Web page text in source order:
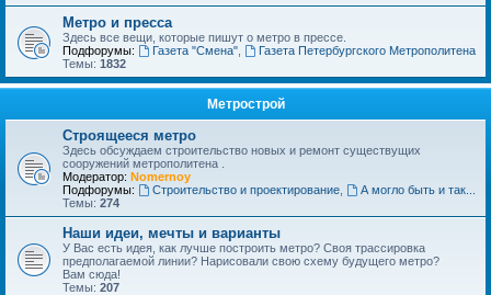
Метро и пресса
Здесь все вещи, которые пишут о метро в прессе.
Подфорумы:
Газета "Смена",
Газета Петербургского Метрополитена
Темы: 1832
Метрострой
Строящееся метро
Здесь обсуждаем строительство новых и ремонт существущих
сооружений метрополитена .
Модератор: Nomernoy
Подфорумы:
Строительство и проектирование,
А могло быть и так...
Темы: 274
Наши идеи, мечты и варианты
У Вас есть идея, как лучше построить метро? Своя трассировка
предполагаемой линии? Нарисовали свою схему будущего метро?
Вам сюда!
Темы: 207